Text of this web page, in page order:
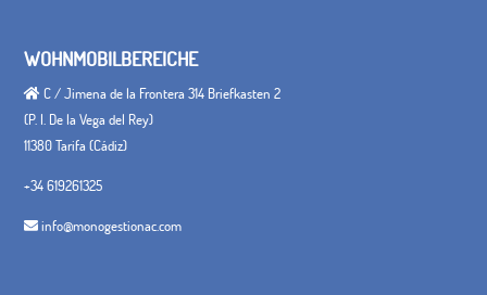
WOHNMOBILBEREICHE
C / Jimena de la Frontera 314 Briefkasten 2
(P. I. De la Vega del Rey)
11380 Tarifa (Cádiz)
+34 619261325
info@monogestionac.com